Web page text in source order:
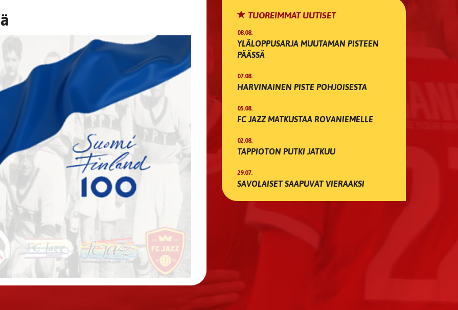
TUOREIMMAT UUTISET
08.08.
YLÄLOPPUSARJA MUUTAMAN PISTEEN
PÄÄSSÄ
07.08.
HARVINAINEN PISTE POHJOISESTA
05.08.
FC JAZZ MATKUSTAA ROVANIEMELLE
02.08.
TAPPIOTON PUTKI JATKUU
29.07.
SAVOLAISET SAAPUVAT VIERAAKSI